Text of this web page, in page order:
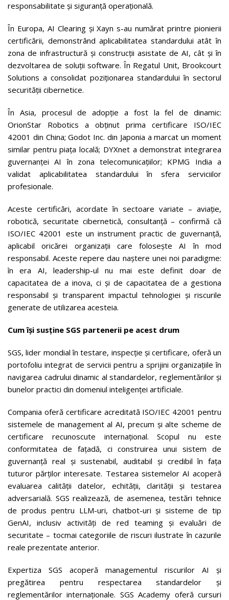
responsabilitate și siguranță operațională.
În Europa, AI Clearing și Xayn s-au numărat printre pionierii
certificării, demonstrând aplicabilitatea standardului atât în
zona de infrastructură și construcții asistate de AI, cât și în
dezvoltarea de soluții software. În Regatul Unit, Brookcourt
Solutions a consolidat poziționarea standardului în sectorul
securității cibernetice.
În Asia, procesul de adopție a fost la fel de dinamic:
OrionStar Robotics a obținut prima certificare ISO/IEC
42001 din China; Godot Inc. din Japonia a marcat un moment
similar pentru piața locală; DYXnet a demonstrat integrarea
guvernanței AI în zona telecomunicațiilor; KPMG India a
validat aplicabilitatea standardului în sfera serviciilor
profesionale.
Aceste certificări, acordate în sectoare variate – aviație,
robotică, securitate cibernetică, consultanță – confirmă că
ISO/IEC 42001 este un instrument practic de guvernanță,
aplicabil oricărei organizații care folosește AI în mod
responsabil. Aceste repere dau naștere unei noi paradigme:
în era AI, leadership-ul nu mai este definit doar de
capacitatea de a inova, ci și de capacitatea de a gestiona
responsabil și transparent impactul tehnologiei și riscurile
generate de utilizarea acesteia.
Cum își susține SGS partenerii pe acest drum
SGS, lider mondial în testare, inspecție și certificare, oferă un
portofoliu integrat de servicii pentru a sprijini organizațiile în
navigarea cadrului dinamic al standardelor, reglementărilor și
bunelor practici din domeniul inteligenței artificiale.
Compania oferă certificare acreditată ISO/IEC 42001 pentru
sistemele de management al AI, precum și alte scheme de
certificare recunoscute internațional. Scopul nu este
conformitatea de fațadă, ci construirea unui sistem de
guvernanță real și sustenabil, auditabil și credibil în fața
tuturor părților interesate. Testarea sistemelor AI acoperă
evaluarea calității datelor, echității, clarității și testarea
adversarială. SGS realizează, de asemenea, testări tehnice
de produs pentru LLM-uri, chatbot-uri și sisteme de tip
GenAI, inclusiv activități de red teaming și evaluări de
securitate – tocmai categoriile de riscuri ilustrate în cazurile
reale prezentate anterior.
Expertiza SGS acoperă managementul riscurilor AI și
pregătirea pentru respectarea standardelor și
reglementărilor internaționale. SGS Academy oferă cursuri